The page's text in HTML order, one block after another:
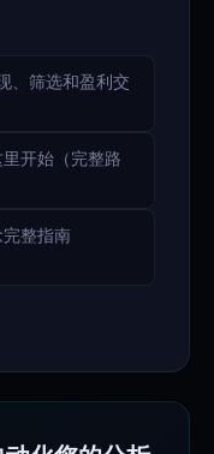
、筛选和盈利交
开始（完整路
整指南